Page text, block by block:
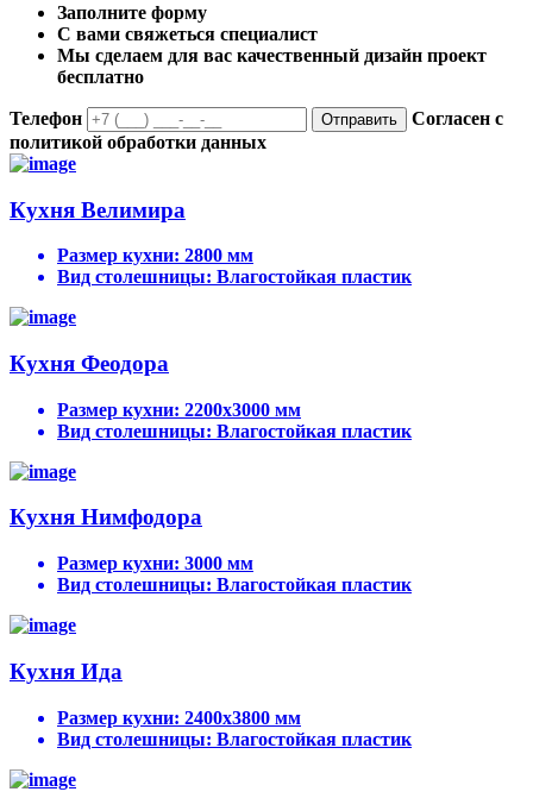
Заполните форму
С вами свяжеться специалист
Мы сделаем для вас качественный дизайн проект
бесплатно
Телефон Отправить
Согласен с
политикой обработки данных
Кухня Велимира
Размер кухни: 2800 мм
Вид столешницы: Влагостойкая пластик
Кухня Феодора
Размер кухни: 2200х3000 мм
Вид столешницы: Влагостойкая пластик
Кухня Нимфодора
Размер кухни: 3000 мм
Вид столешницы: Влагостойкая пластик
Кухня Ида
Размер кухни: 2400х3800 мм
Вид столешницы: Влагостойкая пластик